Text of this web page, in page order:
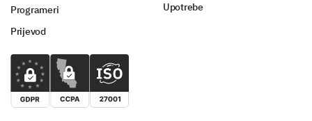
Programeri
Prijevod
Upotrebe